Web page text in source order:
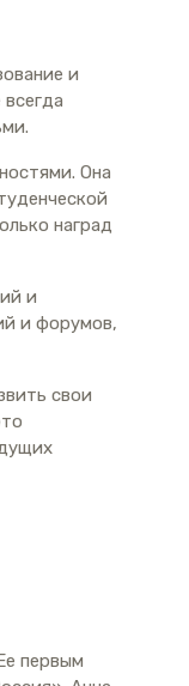
и
Она
наград
и
и форумов,
свои
первым